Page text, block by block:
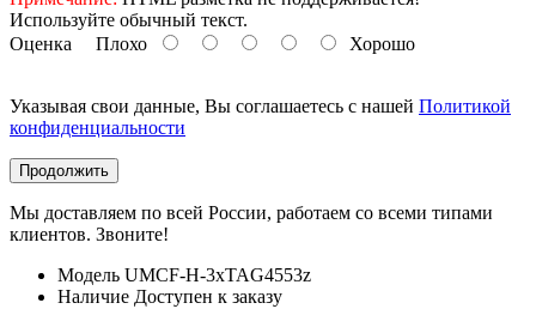
Используйте обычный текст.
Оценка Плохо Хорошо
Указывая свои данные, Вы соглашаетесь с нашей Политикой
конфиденциальности
Продолжить
Мы доставляем по всей России, работаем со всеми типами
клиентов. Звоните!
Модель UMCF-H-3xTAG4553z
Наличие Доступен к заказу